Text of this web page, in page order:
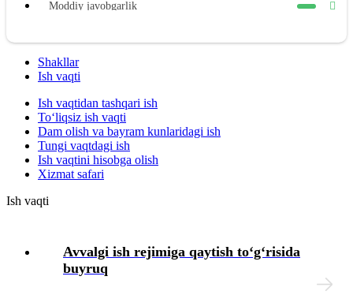
Moddiy javobgarlik
Xodimning moddiy javobgarligi
Mehnat muhofazasi
Tibbiy koʻrik
Moddiy yordam
Shakllar
Ish vaqti
Ish vaqtidan tashqari ish
Toʻliqsiz ish vaqti
Dam olish va bayram kunlaridagi ish
Tungi vaqtdagi ish
Ish vaqtini hisobga olish
Xizmat safari
Ish vaqti
Avvalgi ish rejimiga qaytish toʻgʻrisida
buyruq